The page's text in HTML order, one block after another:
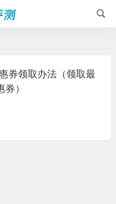
券领取办法（领取最
）